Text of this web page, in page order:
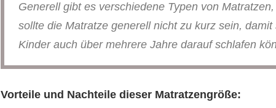
Generell gibt es verschiedene Typen von
sollte die Matratze generell nicht zu kurz sein,
Kinder auch über mehrere Jahre darauf schlafen
Vorteile und Nachteile dieser Matratzengröße: